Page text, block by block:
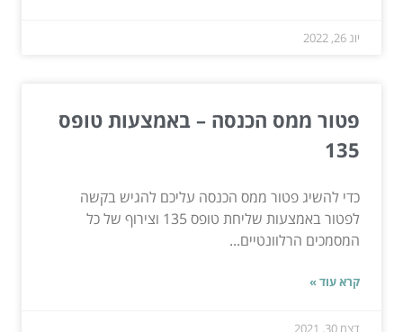
יונ 26, 2022
פטור ממס הכנסה – באמצעות טופס
135
כדי להשיג פטור ממס הכנסה עליכם להגיש בקשה
לפטור באמצעות שליחת טופס 135 וצירוף של כל
המסמכים הרלוונטיים...
קרא עוד »
דצמ 30, 2021